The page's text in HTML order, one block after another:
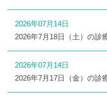
2026年07月14日
2026年7月18日（土）の診
2026年07月14日
2026年7月17日（金）の診